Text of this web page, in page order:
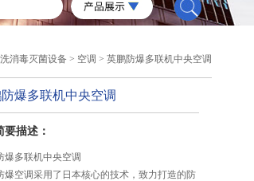
消毒灭菌设备 > 空调 > 英鹏防爆多联机中央空调
爆多联机中央空调
要描述：
爆多联机中央空调
爆空调采用了日本核心的技术，致力打造的防